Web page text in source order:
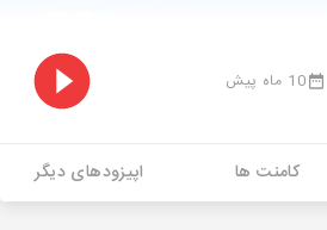
10 ماه پیش
کامنت ها اپیزودهای دیگر